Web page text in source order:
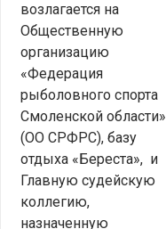
возлагается на
Общественную
организацию
«Федерация
рыболовного спорта
Смоленской области»
(ОО СРФРС), базу
отдыха «Береста», и
Главную судейскую
коллегию,
назначенную